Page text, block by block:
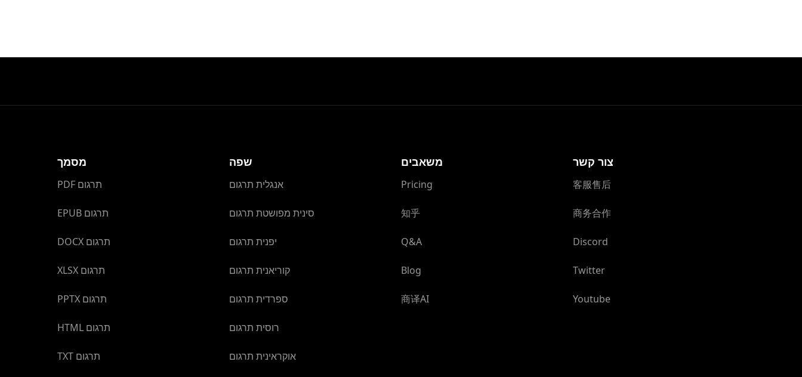
מסמך
PDF תרגום
EPUB תרגום
DOCX תרגום
XLSX תרגום
PPTX תרגום
HTML תרגום
TXT תרגום
שפה
אנגלית תרגום
סינית מפושטת תרגום
יפנית תרגום
קוריאנית תרגום
ספרדית תרגום
רוסית תרגום
אוקראינית תרגום
משאבים
Pricing
知乎
Q&A
Blog
商译AI
צור קשר
客服售后
商务合作
Discord
Twitter
Youtube